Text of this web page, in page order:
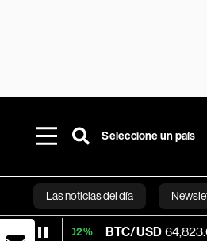
Seleccione un país
Las noticias del día
BTC/USD 64,823.05